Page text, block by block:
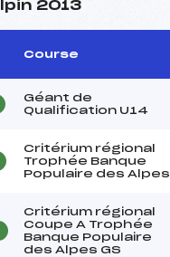
2013
Course
Géant de
Qualification U14
Critérium régional
Trophée Banque
Populaire des Alpes
Critérium régional
Coupe A Trophée
Banque Populaire
des Alpes GS